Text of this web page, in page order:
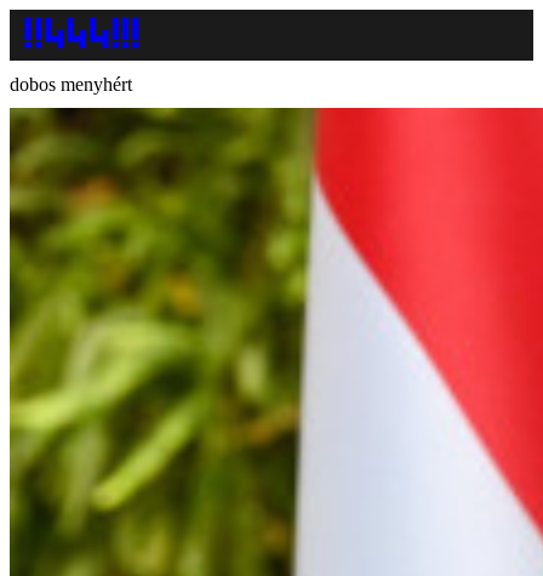
dobos menyhért